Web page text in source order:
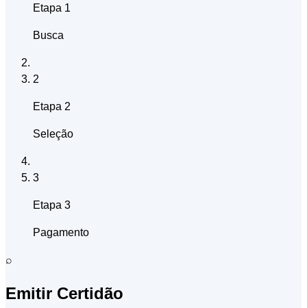
Etapa 1
Busca
2
Etapa 2
Seleção
3
Etapa 3
Pagamento
⌕
Emitir Certidão